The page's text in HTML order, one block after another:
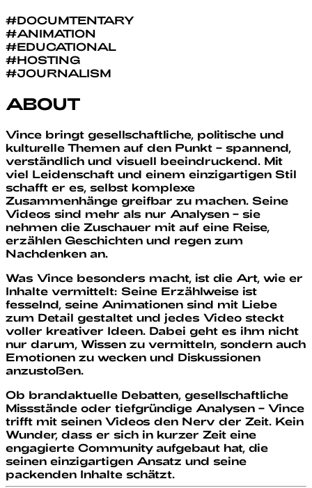
#DOCUMTENTARY
#ANIMATION
#EDUCATIONAL
#HOSTING
#JOURNALISM
ABOUT
Vince bringt gesellschaftliche, politische und
kulturelle Themen auf den Punkt – spannend,
verständlich und visuell beeindruckend. Mit
viel Leidenschaft und einem einzigartigen Stil
schafft er es, selbst komplexe
Zusammenhänge greifbar zu machen. Seine
Videos sind mehr als nur Analysen – sie
nehmen die Zuschauer mit auf eine Reise,
erzählen Geschichten und regen zum
Nachdenken an.
Was Vince besonders macht, ist die Art, wie er
Inhalte vermittelt: Seine Erzählweise ist
fesselnd, seine Animationen sind mit Liebe
zum Detail gestaltet und jedes Video steckt
voller kreativer Ideen. Dabei geht es ihm nicht
nur darum, Wissen zu vermitteln, sondern auch
Emotionen zu wecken und Diskussionen
anzustoßen.
Ob brandaktuelle Debatten, gesellschaftliche
Missstände oder tiefgründige Analysen – Vince
trifft mit seinen Videos den Nerv der Zeit. Kein
Wunder, dass er sich in kurzer Zeit eine
engagierte Community aufgebaut hat, die
seinen einzigartigen Ansatz und seine
packenden Inhalte schätzt.